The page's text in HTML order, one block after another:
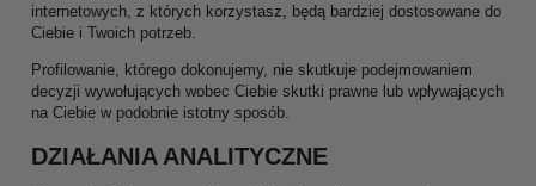
internetowych, z których korzystasz, będą bardziej dostosowane do
Ciebie i Twoich potrzeb.
Profilowanie, którego dokonujemy, nie skutkuje podejmowaniem
decyzji wywołujących wobec Ciebie skutki prawne lub wpływających
na Ciebie w podobnie istotny sposób.
DZIAŁANIA ANALITYCZNE